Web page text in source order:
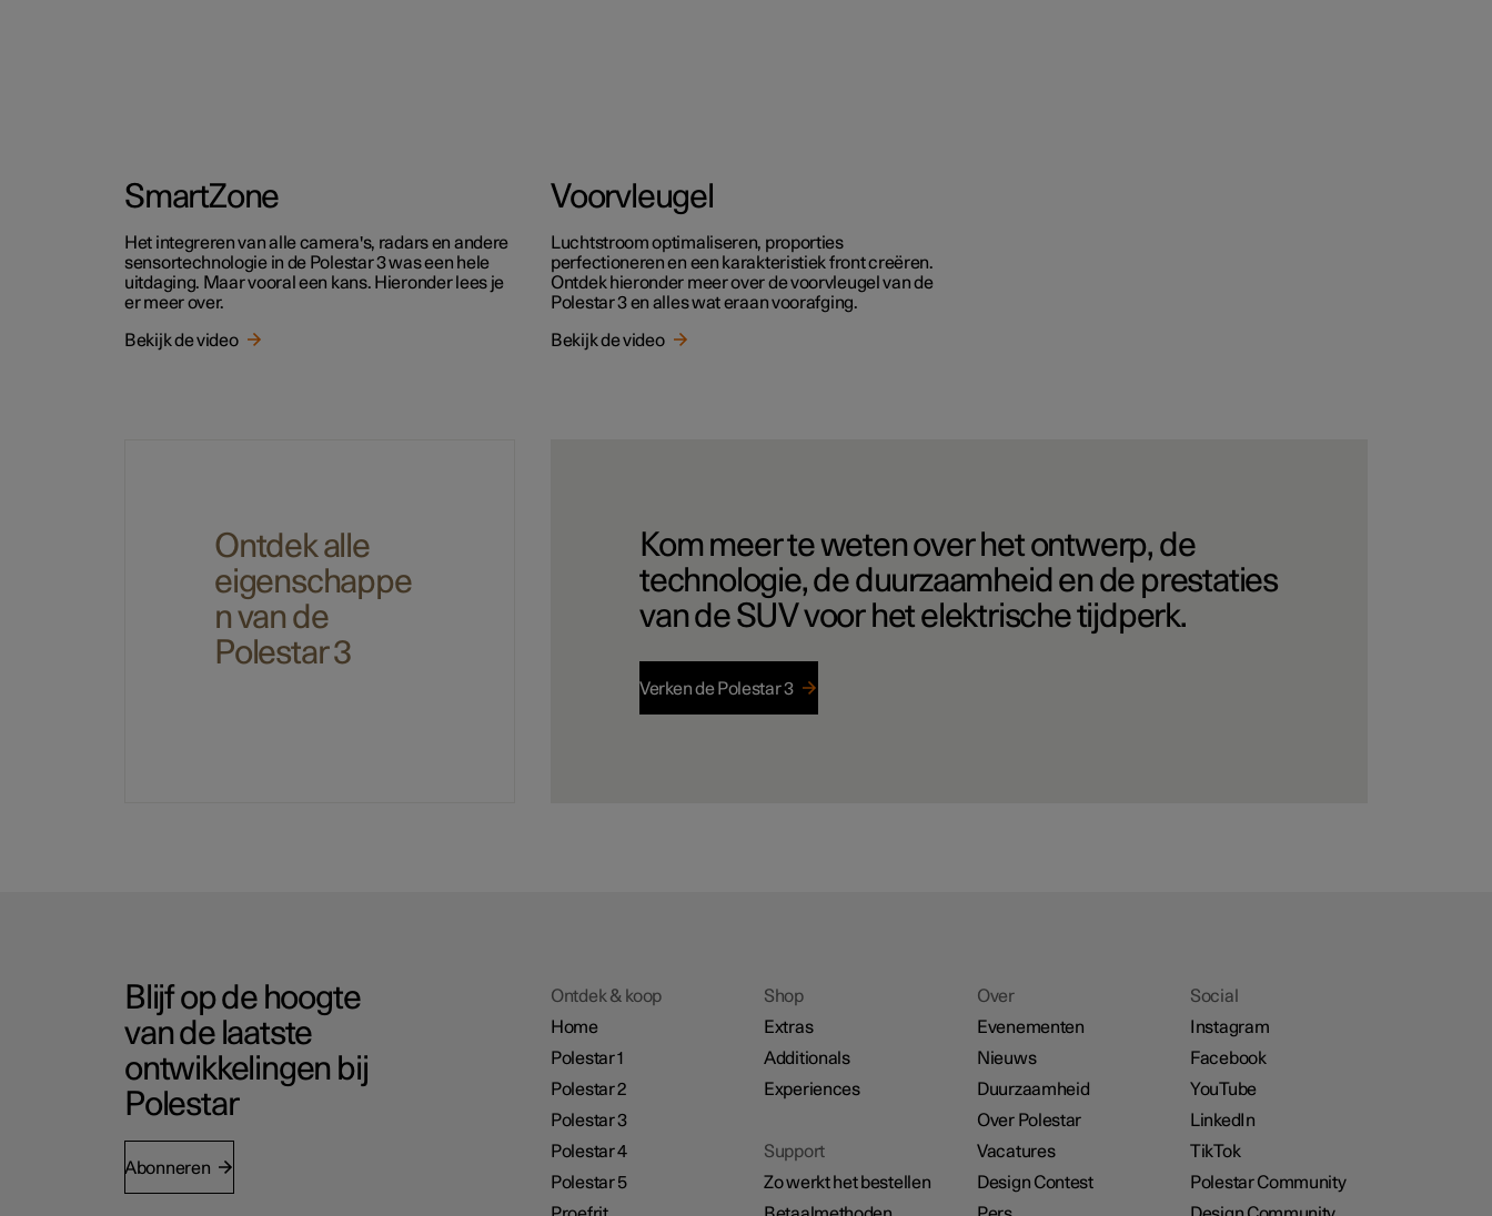
SmartZone
Het integreren van alle camera's, radars en andere
sensortechnologie in de Polestar 3 was een hele
uitdaging. Maar vooral een kans. Hieronder lees je
er meer over.
Bekijk de video
Voorvleugel
Luchtstroom optimaliseren, proporties
perfectioneren en een karakteristiek front creëren.
Ontdek hieronder meer over de voorvleugel van de
Polestar 3 en alles wat eraan voorafging.
Bekijk de video
Ontdek alle
eigenschappe
n van de
Polestar 3
Kom meer te weten over het ontwerp, de
technologie, de duurzaamheid en de prestaties
van de SUV voor het elektrische tijdperk.
Verken de Polestar 3
Blijf op de hoogte
van de laatste
ontwikkelingen bij
Polestar
Abonneren
Ontdek & koop
Home
Polestar 1
Polestar 2
Polestar 3
Polestar 4
Polestar 5
Shop
Extras
Additionals
Experiences
Support
Zo werkt het bestellen
Over
Evenementen
Nieuws
Duurzaamheid
Over Polestar
Vacatures
Design Contest
Social
Instagram
Facebook
YouTube
LinkedIn
TikTok
Polestar Community